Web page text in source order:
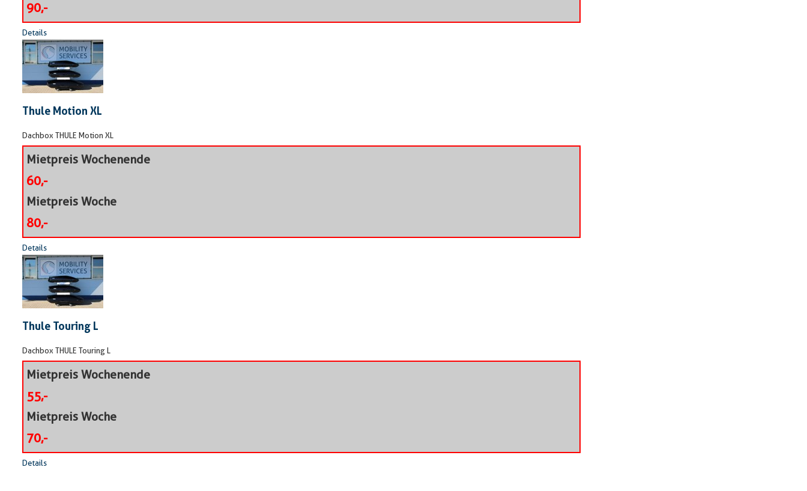
90,-
Details
Thule Motion XL
Dachbox THULE Motion XL
Mietpreis Wochenende
60,-
Mietpreis Woche
80,-
Details
Thule Touring L
Dachbox THULE Touring L
Mietpreis Wochenende
55,-
Mietpreis Woche
70,-
Details